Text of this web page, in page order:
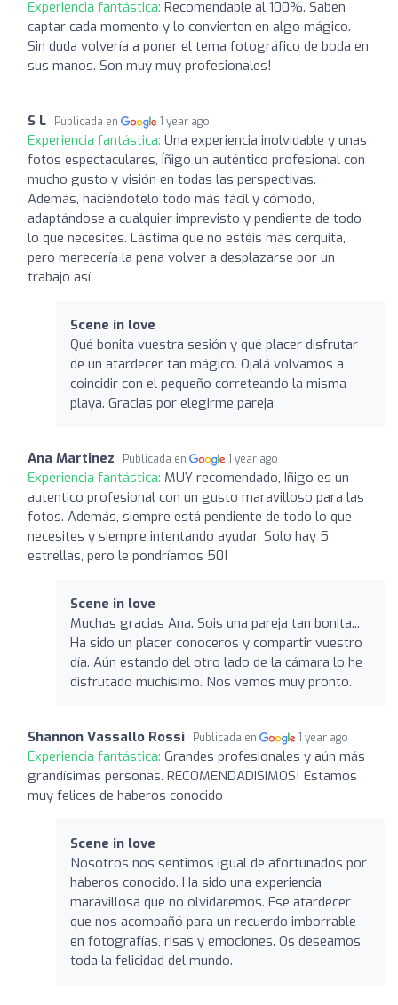
Experiencia fantástica: Recomendable al 100%. Saben
captar cada momento y lo convierten en algo mágico.
Sin duda volvería a poner el tema fotográfico de boda en
sus manos. Son muy muy profesionales!
S L Publicada en 1 year ago
Experiencia fantástica: Una experiencia inolvidable y unas
fotos espectaculares, Íñigo un auténtico profesional con
mucho gusto y visión en todas las perspectivas.
Además, haciéndotelo todo más fácil y cómodo,
adaptándose a cualquier imprevisto y pendiente de todo
lo que necesites. Lástima que no estéis más cerquita,
pero merecería la pena volver a desplazarse por un
trabajo así
Scene in love
Qué bonita vuestra sesión y qué placer disfrutar
de un atardecer tan mágico. Ojalá volvamos a
coincidir con el pequeño correteando la misma
playa. Gracias por elegirme pareja
Ana Martinez Publicada en 1 year ago
Experiencia fantástica: MUY recomendado, Iñigo es un
autentico profesional con un gusto maravilloso para las
fotos. Además, siempre está pendiente de todo lo que
necesites y siempre intentando ayudar. Solo hay 5
estrellas, pero le pondríamos 50!
Scene in love
Muchas gracias Ana. Sois una pareja tan bonita...
Ha sido un placer conoceros y compartir vuestro
día. Aún estando del otro lado de la cámara lo he
disfrutado muchísimo. Nos vemos muy pronto.
Shannon Vassallo Rossi Publicada en 1 year ago
Experiencia fantástica: Grandes profesionales y aún más
grandísimas personas. RECOMENDADISIMOS! Estamos
muy felices de haberos conocido
Scene in love
Nosotros nos sentimos igual de afortunados por
haberos conocido. Ha sido una experiencia
maravillosa que no olvidaremos. Ese atardecer
que nos acompañó para un recuerdo imborrable
en fotografías, risas y emociones. Os deseamos
toda la felicidad del mundo.